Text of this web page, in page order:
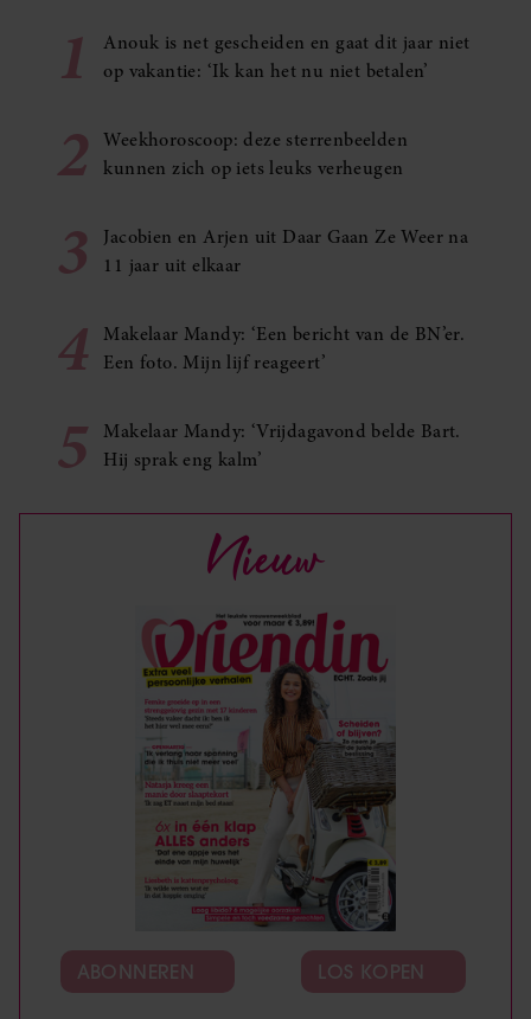
1
Anouk is net gescheiden en gaat dit jaar niet
op vakantie: ‘Ik kan het nu niet betalen’
2
Weekhoroscoop: deze sterrenbeelden
kunnen zich op iets leuks verheugen
3
Jacobien en Arjen uit Daar Gaan Ze Weer na
11 jaar uit elkaar
4
Makelaar Mandy: ‘Een bericht van de BN’er.
Een foto. Mijn lijf reageert’
5
Makelaar Mandy: ‘Vrijdagavond belde Bart.
Hij sprak eng kalm’
Nieuw
ABONNEREN LOS KOPEN